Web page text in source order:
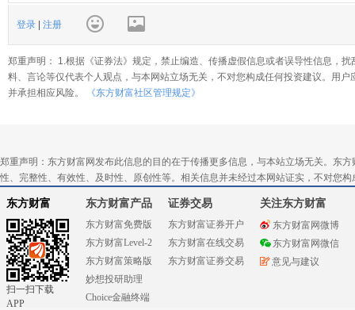
登录 注册
郑重声明： 1.根据《证券法》规定，禁止编造、传播虚假信息或者误导性信息，
料、言论等仅代表个人观点，与本网站立场无关，不对您构成任何投资建议。用
并承担相应风险。
《东方财富社区管理规定》
郑重声明：东方财富网发布此信息的目的在于传播更多信息，与本站立场无关。东
性、完整性、有效性、及时性、原创性等。相关信息并未经过本网站证实，不对您
东方财富
扫一扫下载
APP
东方财富产品
东方财富免费版
东方财富Level-2
东方财富策略版
妙想投研助理
Choice金融终端
证券交易
东方财富证券开户
东方财富在线交易
东方财富证券交易
关注东方财富
东方财富网微博
东方财富网微信
意见与建议